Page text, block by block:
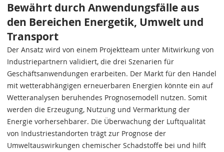
Bewährt durch Anwendungsfälle aus
den Bereichen Energetik, Umwelt und
Transport
Der Ansatz wird von einem Projektteam unter Mitwirkung von
Industriepartnern validiert, die drei Szenarien für
Geschäftsanwendungen erarbeiten. Der Markt für den Handel
mit wetterabhängigen erneuerbaren Energien könnte ein auf
Wetteranalysen beruhendes Prognosemodell nutzen. Somit
werden die Erzeugung, Nutzung und Vermarktung der
Energie vorhersehbarer. Die Überwachung der Luftqualität
von Industriestandorten trägt zur Prognose der
Umweltauswirkungen chemischer Schadstoffe bei und hilft